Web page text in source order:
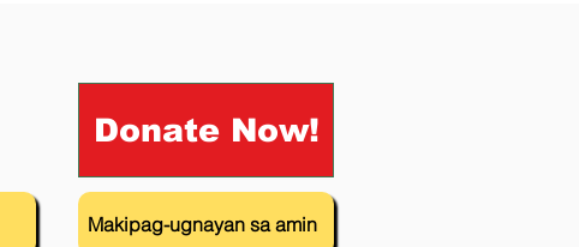
Donate Now!
Makipag-ugnayan sa amin